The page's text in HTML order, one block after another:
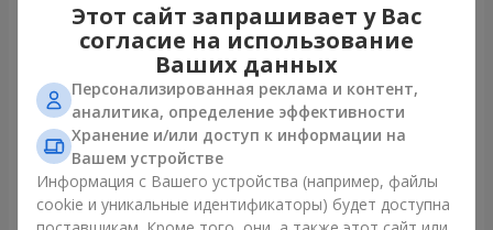
Цветы в коробке "Розовый
опал"
1 284 грн
Заказать
Цветы в коробке "Белый
шелк"
Заказать
Этот сайт запрашивает у Вас
согласие на использование
Ваших данных
Персонализированная реклама и контент,
аналитика, определение эффективности
Хранение и/или доступ к информации на
Вашем устройстве
Информация с Вашего устройства (например, файлы
cookie и уникальные идентификаторы) будет доступна